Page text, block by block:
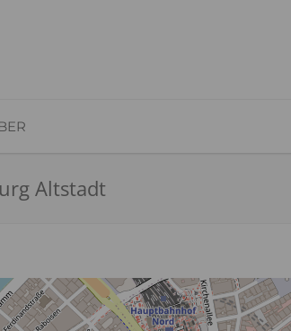
Altstadt